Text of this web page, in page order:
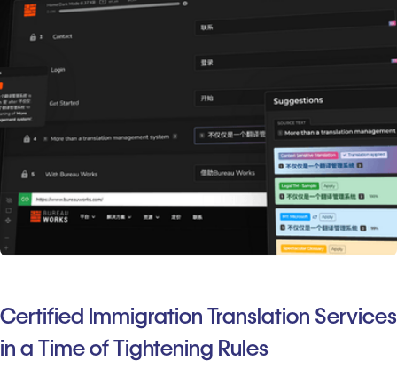
Certified Immigration Translation Services
in a Time of Tightening Rules